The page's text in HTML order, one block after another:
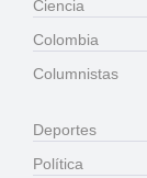
Ciencia
Colombia
Columnistas
Deportes
Política